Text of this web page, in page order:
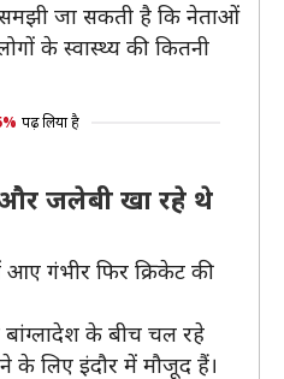
जा सकती है कि नेताओं
के स्वास्थ्य की कितनी
पढ़ लिया है
जलेबी खा रहे थे
आए गंभीर फिर क्रिकेट की
के बीच चल रहे
के लिए इंदौर में मौजूद हैं।